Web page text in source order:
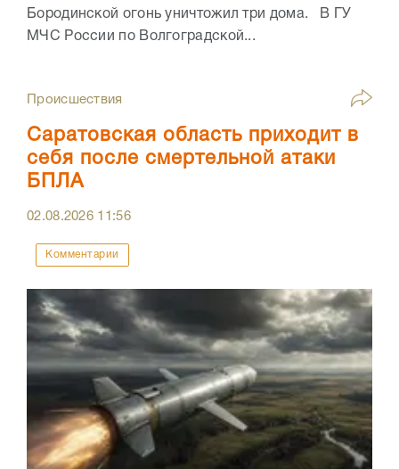
Бородинской огонь уничтожил три дома. В ГУ
МЧС России по Волгоградской...
Происшествия
Саратовская область приходит в
себя после смертельной атаки
БПЛА
02.08.2026 11:56
Комментарии